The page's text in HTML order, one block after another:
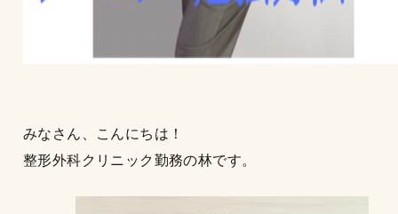
みなさん、こんにちは！
整形外科クリニック勤務の林です。